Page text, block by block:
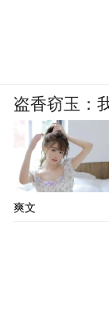
盗香窃玉：
爽文